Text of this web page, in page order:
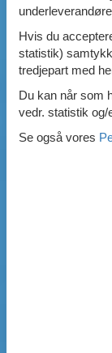
Hvis du
statistik)
tredjepart med
Du kan når som
vedr. statistik
Se også vores